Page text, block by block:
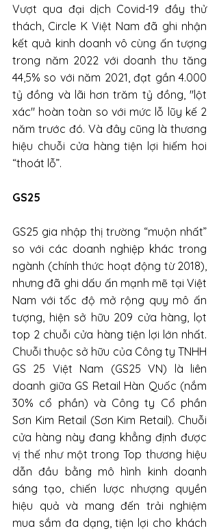
Vượt qua đại dịch Covid-19 đầy thử
thách, Circle K Việt Nam đã ghi nhận
kết quả kinh doanh vô cùng ấn tượng
trong năm 2022 với doanh thu tăng
44,5% so với năm 2021, đạt gần 4.000
tỷ đồng và lãi hơn trăm tỷ đồng, "lột
xác" hoàn toàn so với mức lỗ lũy kế 2
năm trước đó. Và đây cũng là thương
hiệu chuỗi cửa hàng tiện lợi hiếm hoi
“thoát lỗ”.
GS25
GS25 gia nhập thị trường “muộn nhất”
so với các doanh nghiệp khác trong
ngành (chính thức hoạt động từ 2018),
nhưng đã ghi dấu ấn mạnh mẽ tại Việt
Nam với tốc độ mở rộng quy mô ấn
tượng, hiện sở hữu 209 cửa hàng, lọt
top 2 chuỗi cửa hàng tiện lợi lớn nhất.
Chuỗi thuộc sở hữu của Công ty TNHH
GS 25 Việt Nam (GS25 VN) là liên
doanh giữa GS Retail Hàn Quốc (nắm
30% cổ phần) và Công ty Cổ phần
Sơn Kim Retail (Sơn Kim Retail). Chuỗi
cửa hàng này đang khẳng định được
vị thế như một trong Top thương hiệu
dẫn đầu bằng mô hình kinh doanh
sáng tạo, chiến lược nhượng quyền
hiệu quả và mang đến trải nghiệm
mua sắm đa dạng, tiện lợi cho khách